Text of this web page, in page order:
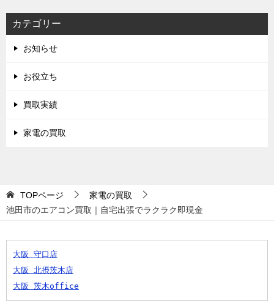
カテゴリー
お知らせ
お役立ち
買取実績
家電の買取
TOPページ
家電の買取
池田市のエアコン買取｜自宅出張でラクラク即現金
大阪 守口店
大阪 北摂茨木店
大阪 茨木office